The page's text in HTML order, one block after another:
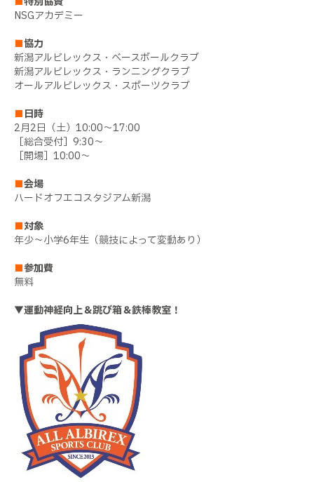
NSGアカデミー
■協力
新潟アルビレックス・ベースボールクラブ
新潟アルビレックス・ランニングクラブ
オールアルビレックス・スポーツクラブ
■日時
2月2日（土）10:00～17:00
［総合受付］9:30～
［開場］10:00～
■会場
ハードオフエコスタジアム新潟
■対象
年少～小学6年生（競技によって変動あり）
■参加費
無料
▼運動神経向上＆跳び箱＆鉄棒教室！